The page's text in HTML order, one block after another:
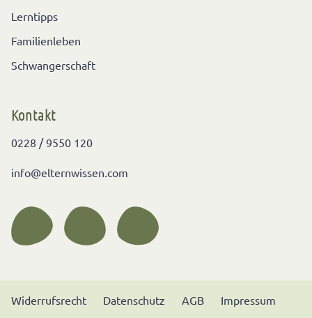
Lerntipps
Familienleben
Schwangerschaft
Kontakt
0228 / 9550 120
info@elternwissen.com
Widerrufsrecht Datenschutz AGB
Impressum